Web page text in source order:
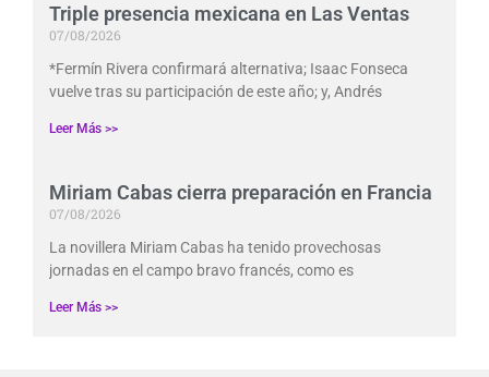
Triple presencia mexicana en Las Ventas
07/08/2026
*Fermín Rivera confirmará alternativa; Isaac Fonseca
vuelve tras su participación de este año; y, Andrés
Leer Más >>
Miriam Cabas cierra preparación en Francia
07/08/2026
La novillera Miriam Cabas ha tenido provechosas
jornadas en el campo bravo francés, como es
Leer Más >>